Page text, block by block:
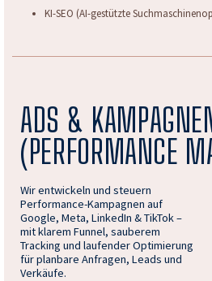
KI-SEO (AI-gestützte
ADS &
(PERFORMANCE
Wir entwickeln und steuern
Performance-Kampagnen auf
Google, Meta, LinkedIn & TikTok –
mit klarem Funnel, sauberem
Tracking und laufender Optimierung
für planbare Anfragen, Leads und
Verkäufe.